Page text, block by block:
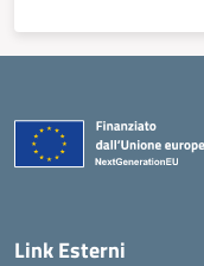
Link Esterni